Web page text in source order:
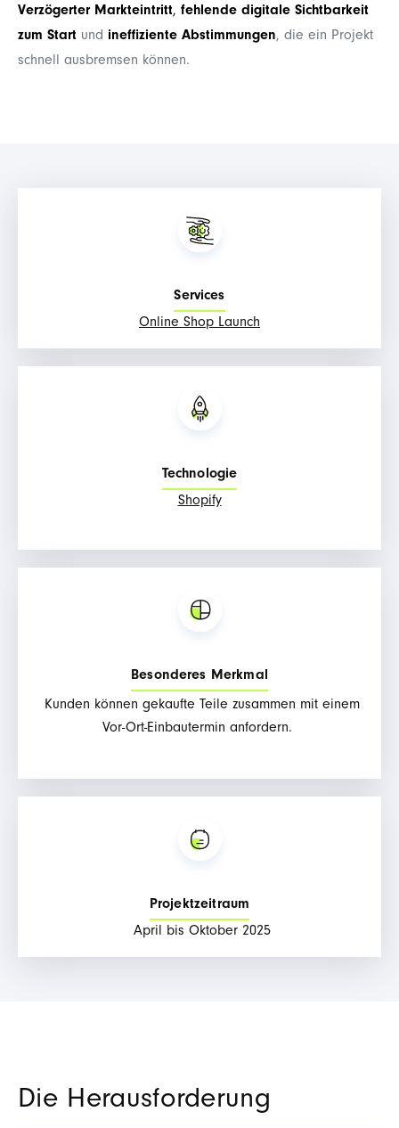
Verzögerter Markteintritt, fehlende digitale Sichtbarkeit
zum Start und ineffiziente Abstimmungen, die ein Projekt
schnell ausbremsen können.
Services
Online Shop Launch
Technologie
Shopify
Besonderes Merkmal
Kunden können gekaufte Teile zusammen mit einem
Vor-Ort-Einbautermin anfordern.
Projektzeitraum
April bis Oktober2025
Die Herausforderung